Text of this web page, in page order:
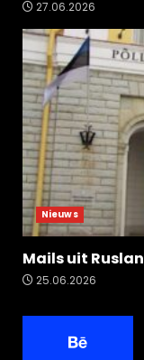
27.06.2026
Nieuws
Mails uit
25.06.2026